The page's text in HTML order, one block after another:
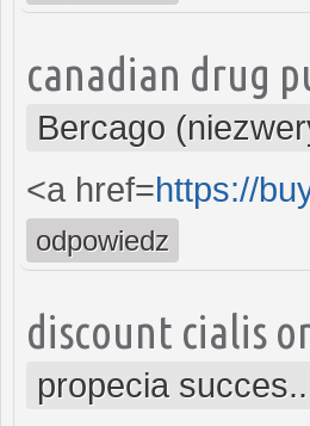
canadian drug
Bercago
<a href=https://
odpowiedz
discount cialis
propecia